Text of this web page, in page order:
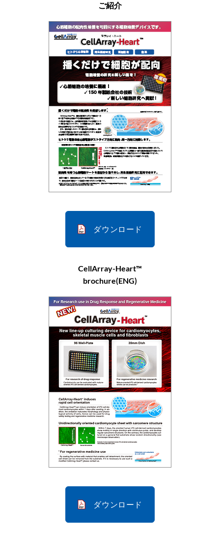
ご紹介
ダウンロード
CellArray-Heart™
brochure(ENG)
ダウンロード